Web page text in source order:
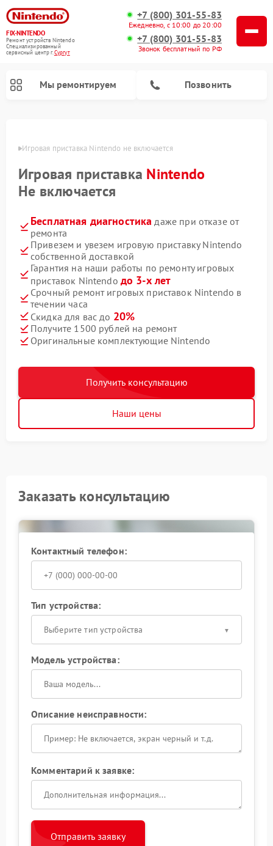
FIX-NINTENDO
Ремонт устройств Nintendo
Специализированный
cервисный центр г.Сургут
+7 (800) 301-55-83
Ежедневно, с 10:00 до 20:00
+7 (800) 301-55-83
Звонок бесплатный по РФ
Мы ремонтируем Позвонить
Игровая приставка Nintendo не включается
Игровая приставка Nintendo
Не включается
Бесплатная диагностика даже при отказе от
ремонта
Привезем и увезем игровую приставку Nintendo
собственной доставкой
Гарантия на наши работы по ремонту игровых
приставок Nintendo до 3-х лет
Срочный ремонт игровых приставок Nintendo в
течении часа
Скидка для вас до 20%
Получите 1500 рублей на ремонт
Оригинальные комплектующие Nintendo
Получить консультацию
Наши цены
Заказать консультацию
Контактный телефон:
Тип устройства:
Выберите тип устройства
Модель устройства:
Описание неисправности:
Комментарий к заявке:
Отправить заявку